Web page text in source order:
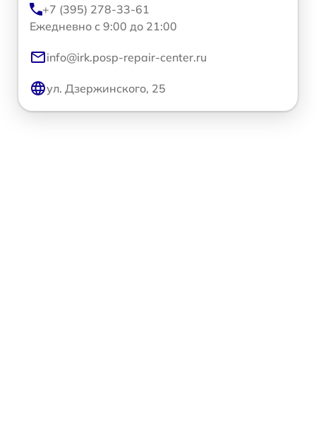
+7 (395) 278-33-61
Ежедневно с 9:00 до 21:00
info@irk.posp-repair-center.ru
ул. Дзержинского, 25